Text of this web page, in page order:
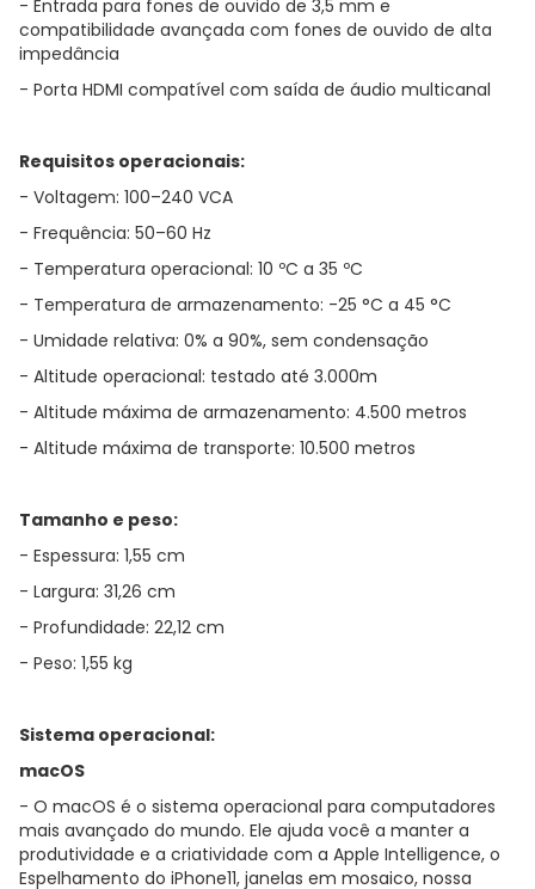
- Entrada para fones de ouvido de 3,5 mm e
compatibilidade avançada com fones de ouvido de alta
impedância
- Porta HDMI compatível com saída de áudio multicanal
Requisitos operacionais:
- Voltagem: 100–240 VCA
- Frequência: 50–60 Hz
- Temperatura operacional: 10 ºC a 35 ºC
- Temperatura de armazenamento: -25 °C a 45 °C
- Umidade relativa: 0% a 90%, sem condensação
- Altitude operacional: testado até 3.000m
- Altitude máxima de armazenamento: 4.500 metros
- Altitude máxima de transporte: 10.500 metros
Tamanho e peso:
- Espessura: 1,55 cm
- Largura: 31,26 cm
- Profundidade: 22,12 cm
- Peso: 1,55 kg
Sistema operacional:
macOS
- O macOS é o sistema operacional para computadores
mais avançado do mundo. Ele ajuda você a manter a
produtividade e a criatividade com a Apple Intelligence, o
Espelhamento do iPhone11, janelas em mosaico, nossa